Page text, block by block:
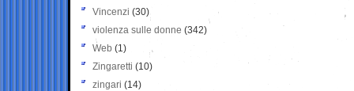
Vincenzi (30)
violenza sulle donne (342)
Web (1)
Zingaretti (10)
zingari (14)